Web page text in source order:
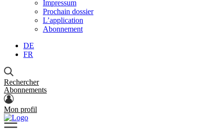
Impressum
Prochain dossier
L’application
Abonnement
DE
FR
Rechercher
Abonnements
Mon profil